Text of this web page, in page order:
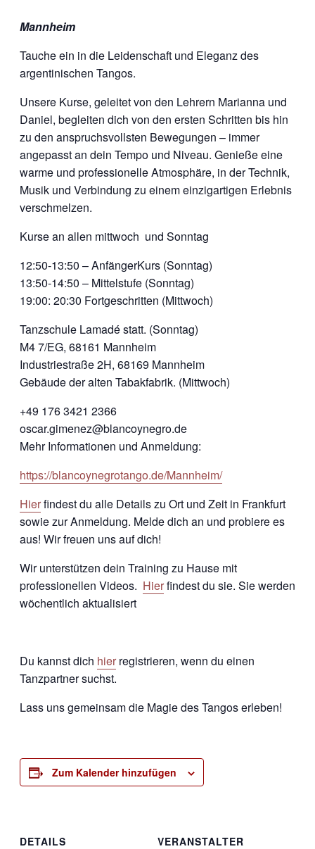
Mannheim
Tauche ein in die Leidenschaft und Eleganz des
argentinischen Tangos.
Unsere Kurse, geleitet von den Lehrern Marianna und
Daniel, begleiten dich von den ersten Schritten bis hin
zu den anspruchsvollsten Bewegungen – immer
angepasst an dein Tempo und Niveau. Genieße eine
warme und professionelle Atmosphäre, in der Technik,
Musik und Verbindung zu einem einzigartigen Erlebnis
verschmelzen.
Kurse an allen mittwoch und Sonntag
12:50-13:50 – AnfängerKurs (Sonntag)
13:50-14:50 – Mittelstufe (Sonntag)
19:00: 20:30 Fortgeschritten (Mittwoch)
Tanzschule Lamadé statt. (Sonntag)
M4 7/EG, 68161 Mannheim
Industriestraße 2H, 68169 Mannheim
Gebäude der alten Tabakfabrik. (Mittwoch)
+49 176 3421 2366
oscar.gimenez@blancoynegro.de
Mehr Informationen und Anmeldung:
https://blancoynegrotango.de/Mannheim/
Hierfindest du alle Details zu Ort und Zeit in Frankfurt
sowie zur Anmeldung. Melde dich an und probiere es
aus! Wir freuen uns auf dich!
Wir unterstützen dein Training zu Hause mit
professionellen Videos. Hierfindest du sie. Sie werden
wöchentlich aktualisiert
Du kannst dich hier registrieren, wenn du einen
Tanzpartner suchst.
Lass uns gemeinsam die Magie des Tangos erleben!
Zum Kalender hinzufügen
DETAILS
VERANSTALTER